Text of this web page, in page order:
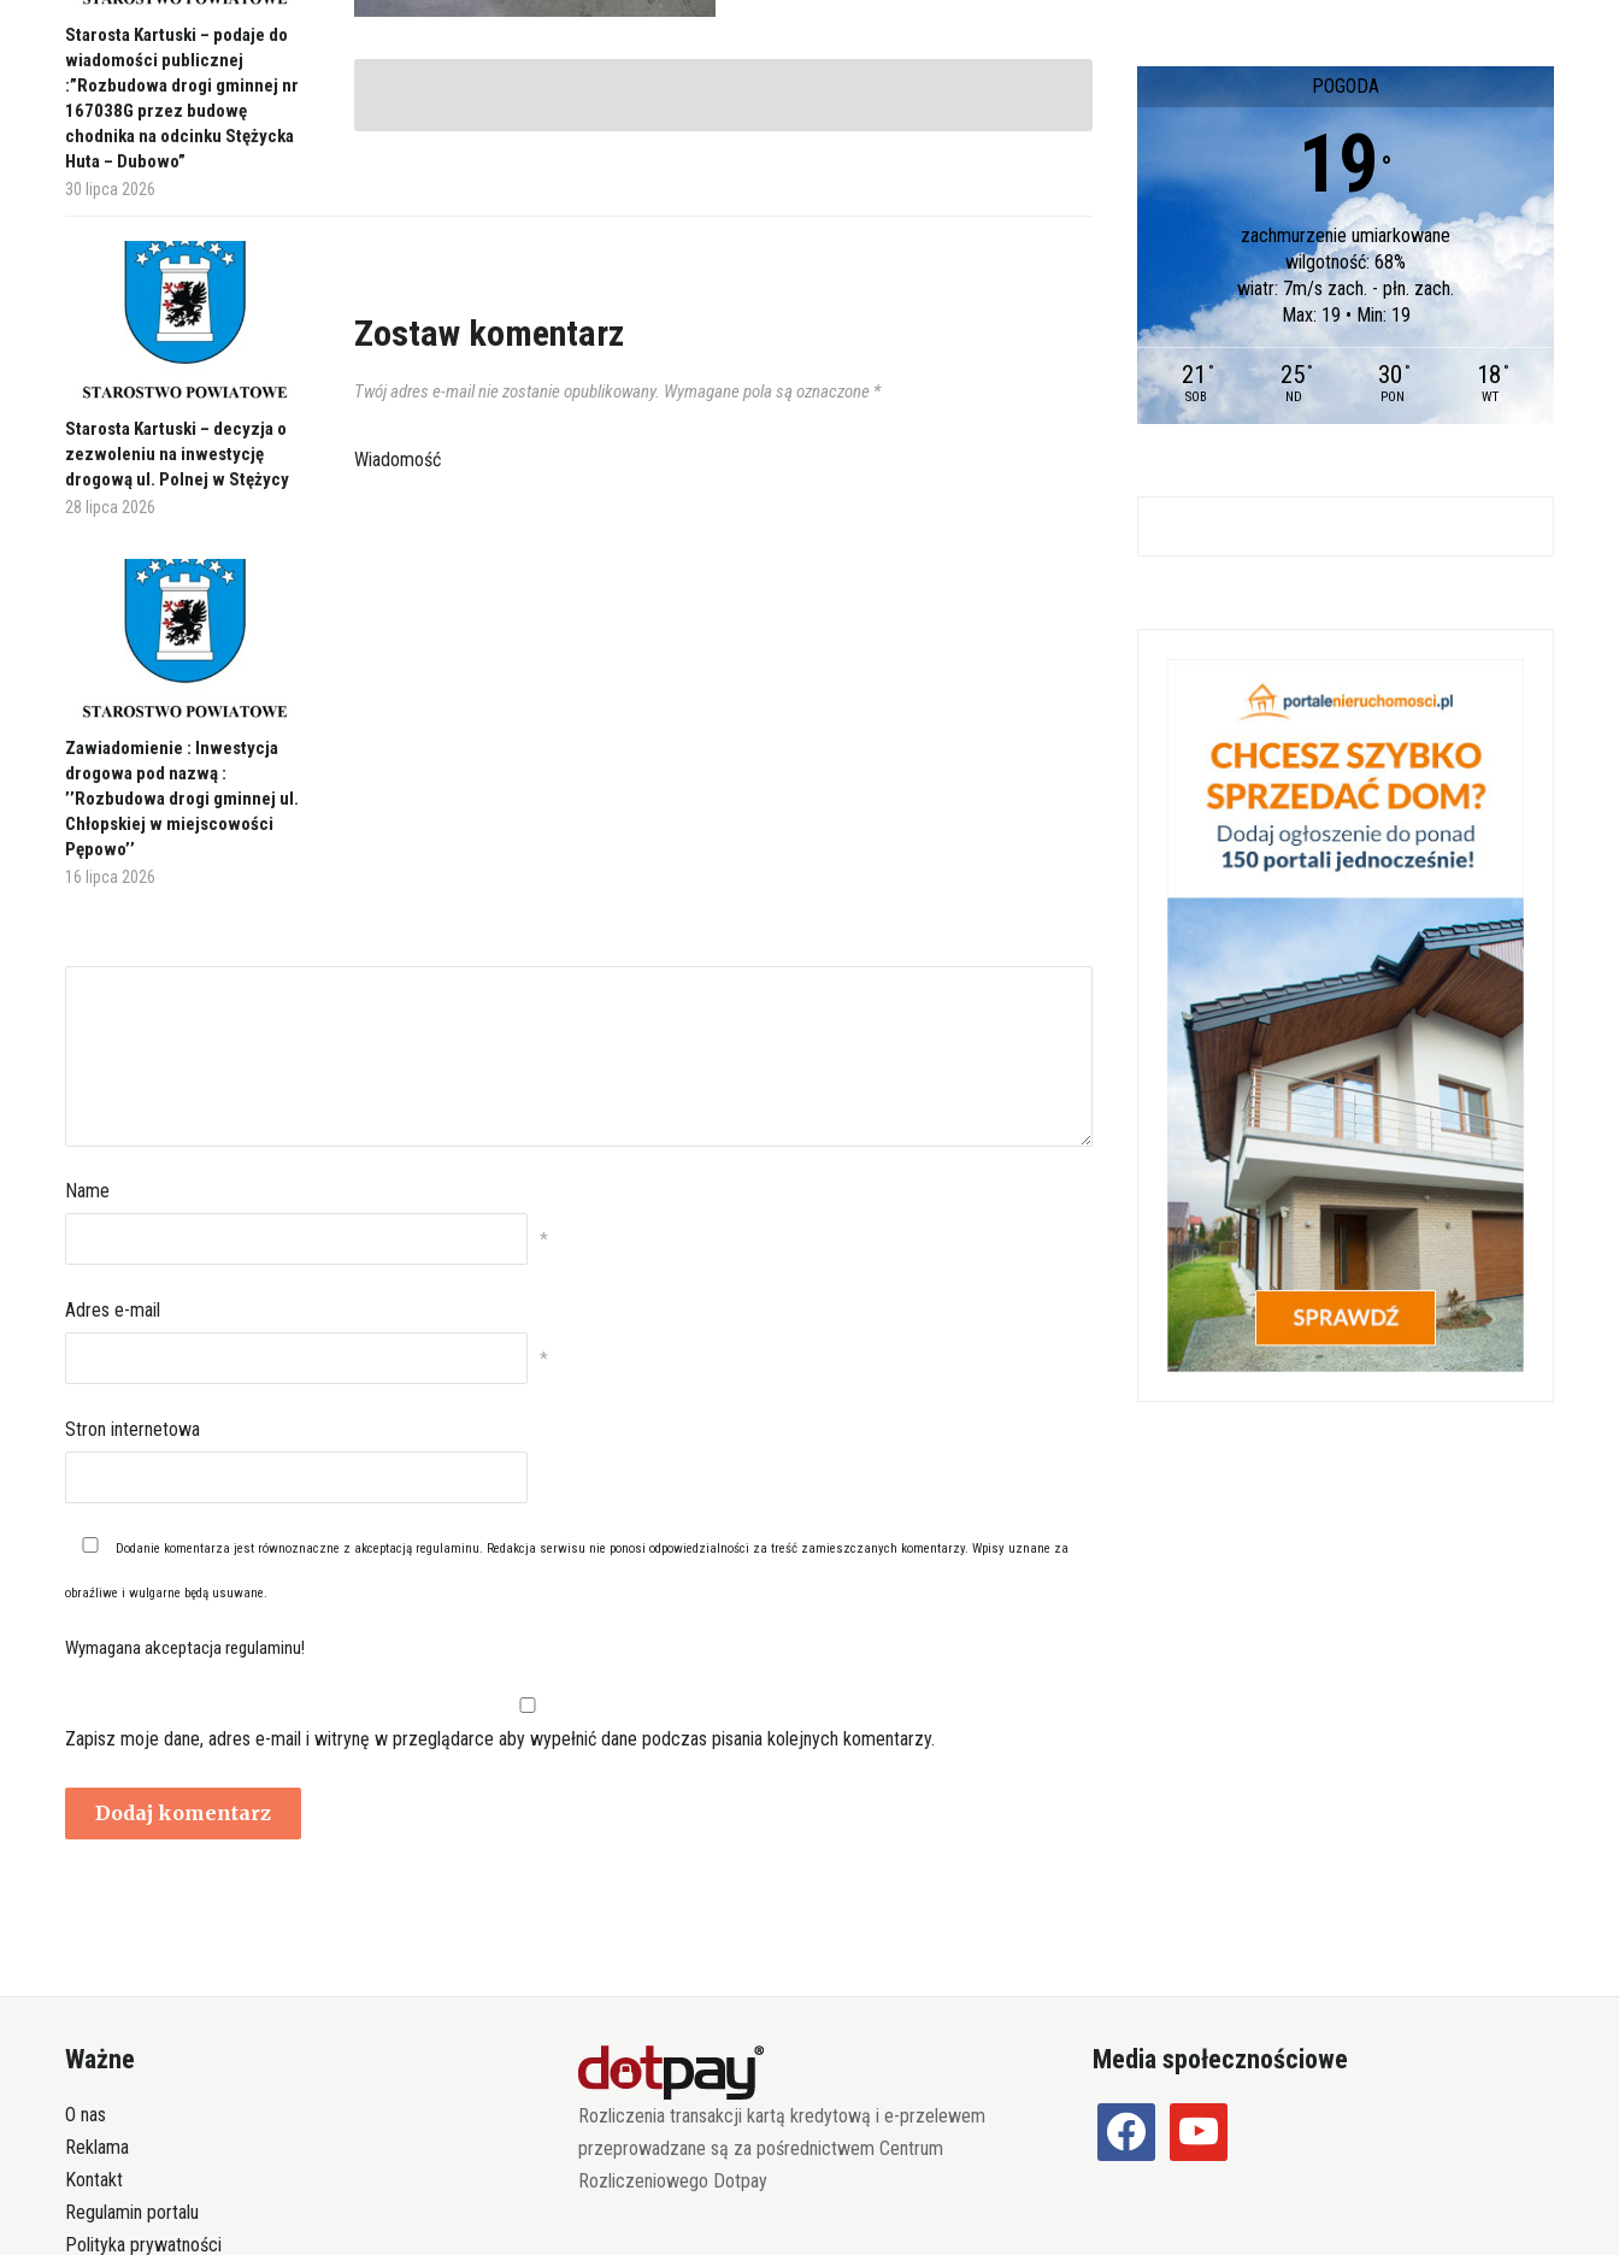
Starosta Kartuski – podaje do
wiadomości publicznej
:”Rozbudowa drogi gminnej nr
167038G przez budowę
chodnika na odcinku Stężycka
Huta – Dubowo”
30 lipca 2026
Starosta Kartuski – decyzja o
zezwoleniu na inwestycję
drogową ul. Polnej w Stężycy
28 lipca 2026
Zawiadomienie : Inwestycja
drogowa pod nazwą :
’’Rozbudowa drogi gminnej ul.
Chłopskiej w miejscowości
Pępowo’’
16 lipca 2026
Zostaw komentarz
Twój adres e-mail nie zostanie opublikowany. Wymagane pola są oznaczone *
Wiadomość
Name
*
Adres e-mail
*
Stron internetowa
Dodanie komentarza jest równoznaczne z akceptacją regulaminu. Redakcja serwisu nie ponosi odpowiedzialności za treść zamieszczanych komentarzy. Wpisy uznane za
obraźliwe i wulgarne będą usuwane.
Wymagana akceptacja regulaminu!
Zapisz moje dane, adres e-mail i witrynę w przeglądarce aby wypełnić dane podczas pisania kolejnych komentarzy.
POGODA
19 °
zachmurzenie umiarkowane
wilgotność: 68%
wiatr: 7m/s zach. - płn. zach.
Max: 19 • Min: 19
21 °
SOB
25 °
ND
30 °
PON
18 °
WT
Ważne
O nas
Reklama
Kontakt
Regulamin portalu
Polityka prywatności
Rozliczenia transakcji kartą kredytową i e-przelewem
przeprowadzane są za pośrednictwem Centrum
Rozliczeniowego Dotpay
Media społecznościowe
facebook youtube